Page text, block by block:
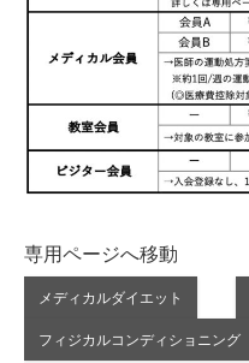
専用ページへ移動
メディカルダイエット
フィジカルコンディショニング